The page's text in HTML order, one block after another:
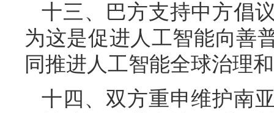
十三、巴方支持中方倡
为这是促进人工智能向善
同推进人工智能全球治理
十四、双方重申维护南